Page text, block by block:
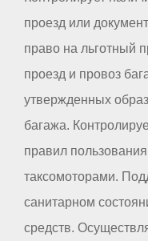
проезд или
право на льготный
проезд и провоз
утвержденных
багажа.
правил
таксомоторами.
санитарном
средств.